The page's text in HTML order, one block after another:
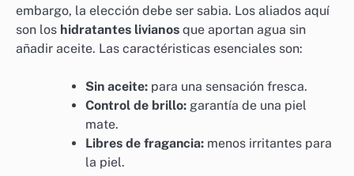
embargo, la elección debe ser sabia. Los aliados aquí
son los hidratantes livianos que aportan agua sin
añadir aceite. Las caractéristicas esenciales son:
Sin aceite: para una sensación fresca.
Control de brillo: garantía de una piel
mate.
Libres de fragancia: menos irritantes para
la piel.